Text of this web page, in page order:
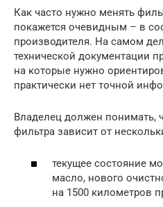
Как часто нужно менять
покажется очевидным – в
производителя. На самом
технической документации
на которые нужно
практически нет точной
Владелец должен понимать,
фильтра зависит от
текущее состояние
масло, нового
на 1500 километров